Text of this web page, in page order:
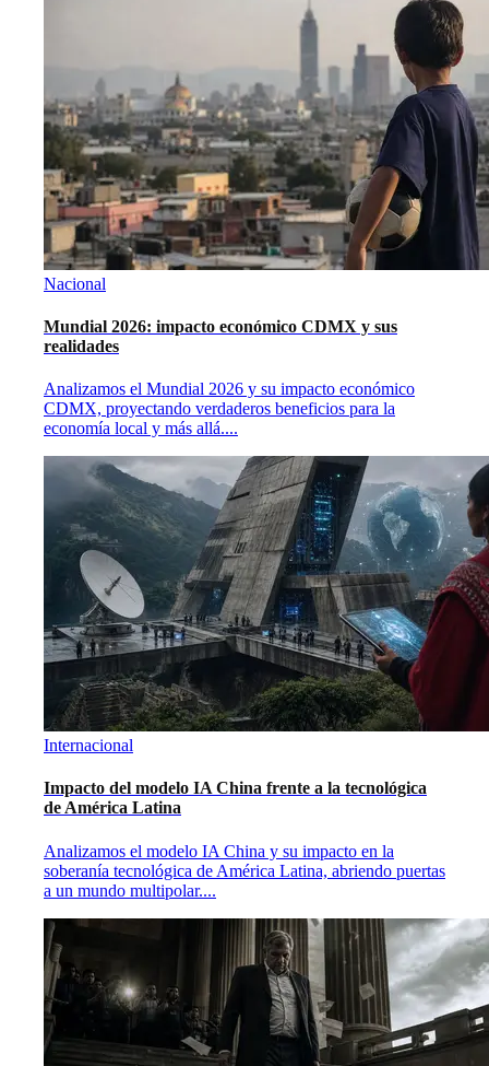
Nacional
Mundial 2026: impacto económico CDMX y sus
realidades
Analizamos el Mundial 2026 y su impacto económico
CDMX, proyectando verdaderos beneficios para la
economía local y más allá....
Internacional
Impacto del modelo IA China frente a la tecnológica
de América Latina
Analizamos el modelo IA China y su impacto en la
soberanía tecnológica de América Latina, abriendo puertas
a un mundo multipolar....